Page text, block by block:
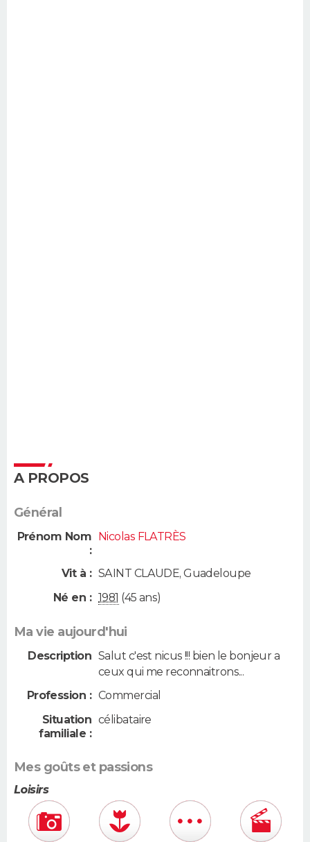
A PROPOS
Général
Prénom Nom
:
Nicolas FLATRÈS
Vit à : SAINT CLAUDE,Guadeloupe
Né en : 1981 (45 ans)
Ma vie aujourd'hui
Description Salut c'est nicus !!! bien le bonjeur a
ceux qui me reconnaitrons...
Profession : Commercial
Situation
familiale :
célibataire
Mes goûts et passions
Loisirs